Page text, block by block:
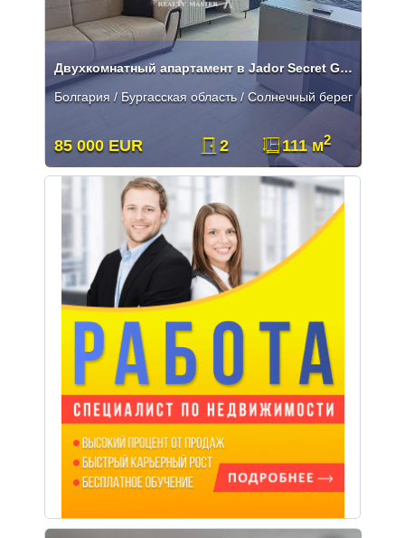
Двухкомнатный апартамент в Jador Secret Gardens
Болгария / Бургасская область / Солнечный берег
85 000 EUR 2 111 м2